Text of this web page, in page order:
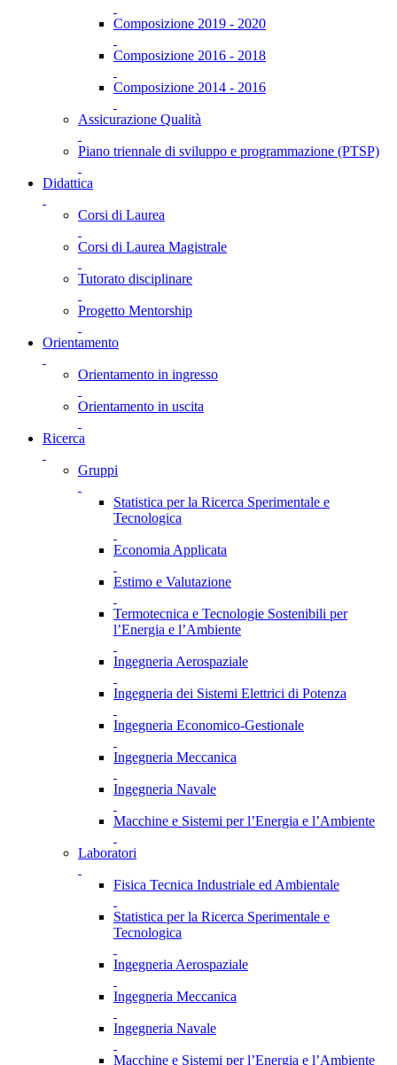
Composizione 2019 - 2020
Composizione 2016 - 2018
Composizione 2014 - 2016
Assicurazione Qualità
Piano triennale di sviluppo e programmazione (PTSP)
Didattica
Corsi di Laurea
Corsi di Laurea Magistrale
Tutorato disciplinare
Progetto Mentorship
Orientamento
Orientamento in ingresso
Orientamento in uscita
Ricerca
Gruppi
Statistica per la Ricerca Sperimentale e
Tecnologica
Economia Applicata
Estimo e Valutazione
Termotecnica e Tecnologie Sostenibili per
l’Energia e l’Ambiente
Ingegneria Aerospaziale
Ingegneria dei Sistemi Elettrici di Potenza
Ingegneria Economico-Gestionale
Ingegneria Meccanica
Ingegneria Navale
Macchine e Sistemi per l’Energia e l’Ambiente
Laboratori
Fisica Tecnica Industriale ed Ambientale
Statistica per la Ricerca Sperimentale e
Tecnologica
Ingegneria Aerospaziale
Ingegneria Meccanica
Ingegneria Navale
Macchine e Sistemi per l’Energia e l’Ambiente